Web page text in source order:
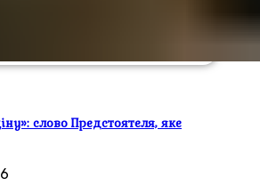
слово Предстоятеля, яке